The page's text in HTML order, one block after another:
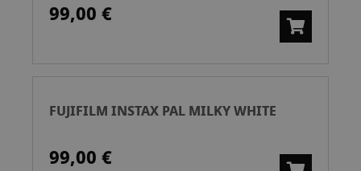
99,00 €
FUJIFILM INSTAX PAL MILKY WHITE
99,00 €